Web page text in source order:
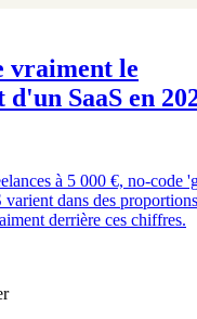
vraiment le
d'un SaaS en
à 5 000 €, no-code
dans des
derrière ces chiffres.